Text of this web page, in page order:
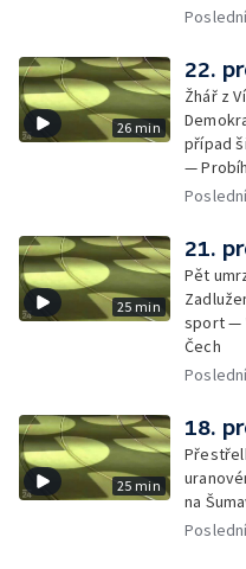
26 min
22.
Žhář z
případ
—
25 min
21.
Pět
sport —
Čech
25 min
18.
na